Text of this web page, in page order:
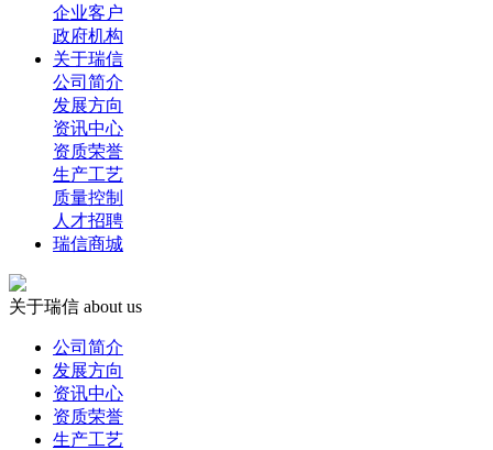
企业客户
政府机构
关于瑞信
公司简介
发展方向
资讯中心
资质荣誉
生产工艺
质量控制
人才招聘
瑞信商城
关于瑞信 about us
公司简介
发展方向
资讯中心
资质荣誉
生产工艺